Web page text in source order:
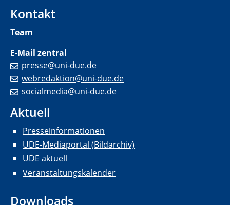
Kontakt
Team
E-Mail zentral
presse@uni-due.de
webredaktion@uni-due.de
socialmedia@uni-due.de
Aktuell
Presseinformationen
UDE-Mediaportal (Bildarchiv)
UDE aktuell
Veranstaltungskalender
Downloads